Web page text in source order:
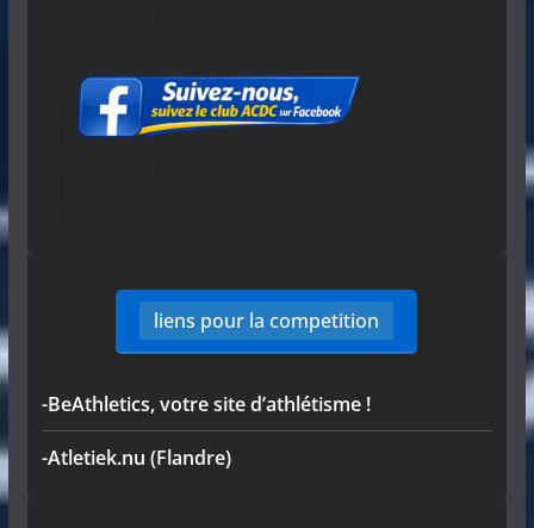
liens pour la competition
-BeAthletics, votre site d’athlétisme !
-Atletiek.nu (Flandre)